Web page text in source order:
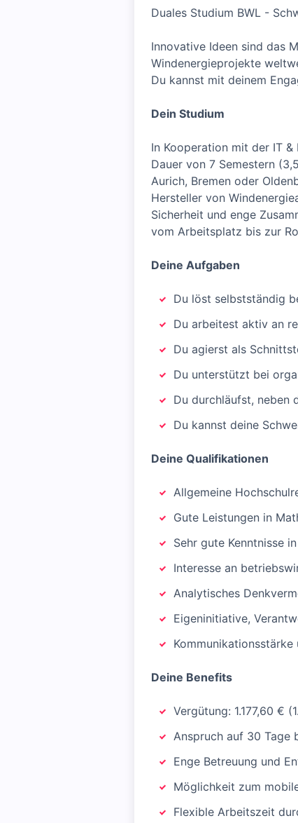
Duales Studium BWL -
Innovative Ideen sind das
Windenergieprojekte
Du kannst mit deinem
Dein Studium
In Kooperation mit der IT
Dauer von 7 Semestern
Aurich, Bremen oder
Hersteller von
Sicherheit und enge
vom Arbeitsplatz bis zur
Deine Aufgaben
Du löst selbstständig
Du arbeitest aktiv an
Du agierst als
Du unterstützt bei
Du durchläufst, neben
Du kannst deine
Deine Qualifikationen
Allgemeine
Gute Leistungen in
Sehr gute Kenntnisse
Interesse an
Analytisches
Eigeninitiative,
Deine Benefits
Vergütung: 1.177,60 €
Anspruch auf 30 Tage
Enge Betreuung und
Möglichkeit zum
Flexible Arbeitszeit